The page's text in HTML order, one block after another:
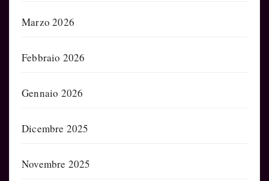
Marzo 2026
Febbraio 2026
Gennaio 2026
Dicembre 2025
Novembre 2025